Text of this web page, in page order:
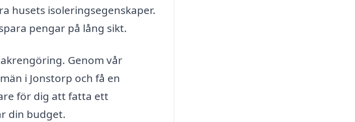
husets isoleringsegenskaper.
pengar på lång sikt.
Genom vår
i Jonstorp och få en
för dig att fatta ett
din budget.